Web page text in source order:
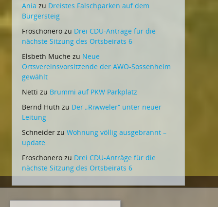
Ania zu Dreistes Falschparken auf dem
Bürgersteig
Froschonero zu Drei CDU-Anträge für die
nächste Sitzung des Ortsbeirats 6
Elsbeth Muche zu Neue
Ortsvereinsvorsitzende der AWO-Sossenheim
gewählt
Netti zu Brummi auf PKW Parkplatz
Bernd Huth zu Der „Riwweler“ unter neuer
Leitung
Schneider zu Wohnung völlig ausgebrannt –
update
Froschonero zu Drei CDU-Anträge für die
nächste Sitzung des Ortsbeirats 6